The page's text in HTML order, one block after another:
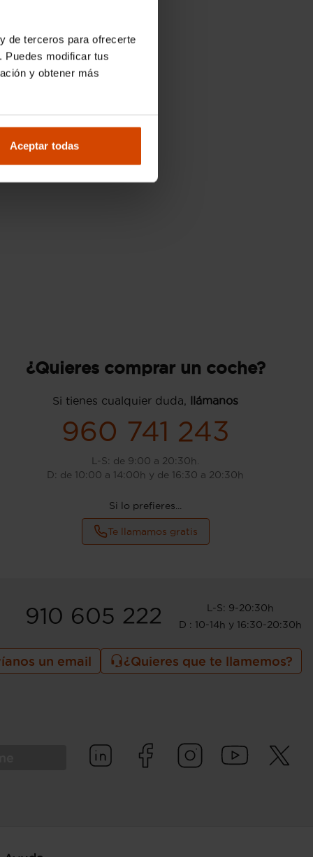
de terceros para ofrecerte
Puedes modificar tus
y obtener más
Aceptar todas
¿Quieres comprar un coche?
Si tienes cualquier duda, llámanos
960 741 243
L-S: de 9:00 a 20:30h.
D: de 10:00 a 14:00h y de 16:30 a 20:30h
Si lo prefieres...
Te llamamos gratis
910 605 222
L-S: 9-20:30h
D : 10-14h y 16:30-20:30h
un email ¿Quieres que te llamemos?